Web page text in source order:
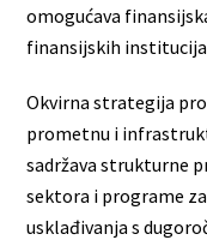
omogućava
finansijskih
Okvirna strategija
prometnu i
sadržava strukturne
sektora i programe
usklađivanja s